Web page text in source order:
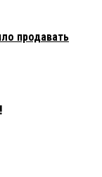
продавать